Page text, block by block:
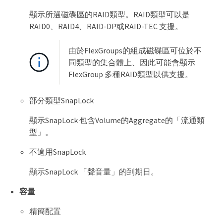
顯示所選磁碟區的RAID類型。RAID類型可以是
RAID0、RAID4、RAID-DP或RAID-TEC 支援。
由於FlexGroups的組成磁碟區可位於不
同類型的集合體上、因此可能會顯示
FlexGroup 多種RAID類型以供支援。
部分類型SnapLock
顯示SnapLock 包含Volume的Aggregate的「流通類
型」。
不適用SnapLock
顯示SnapLock 「聲音量」的到期日。
容量
精簡配置